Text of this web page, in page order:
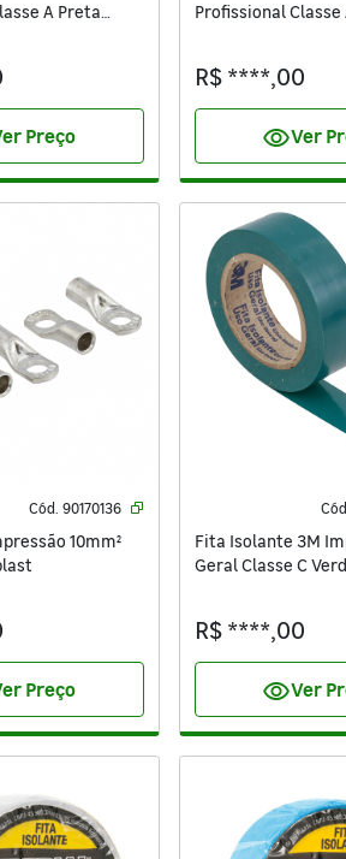
A Preta
Preço
Profissional Classe
R$ ****,00
visibilityVer
Cód. 90170136
10mm²
Preço
Fita Isolante 3M
Geral Classe C
R$ ****,00
visibilityVer